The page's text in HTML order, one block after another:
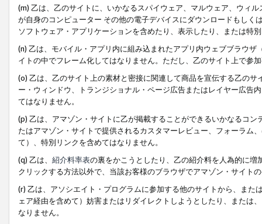
(m) 乙は、乙のサイトに、いかなるスパイウェア、マルウェア、ウィ
が自身のコンピューター その他の電子デバイスにダウンロードもし
ソフトウェア・アプリケーションを含めたり、表示したり、または特
(n) 乙は、モバイル・アプリ内に組み込まれたアプリ内ウェブブラウ
イトの中でフレーム化してはなりません。ただし、乙のサイト上で参
(o) 乙は、乙のサイト上の素材と密接に関連して商品を宣伝する乙の
ー・ウィンドウ、トランジショナル・ページ広告またはレイヤー広告
てはなりません。
(p) 乙は、アマゾン・サイトに乙が掲載することができるいかなるコ
たはアマゾン・サイトで提供されるカスタマーレビュー、フォーラム
て）、特別リンクを含めてはなりません。
(q) 乙は、 紹介料率表の裏をかこうとしたり、乙の紹介料を人為的に
クリックする方法以外で、当該お客様のブラウザでアマゾン・サイト
(r) 乙は、アソシエイト・プログラムに参加する他のサイトから、ま
ェア経由を含めて）妨害またはリダイレクトしようとしたり、または
なりません。